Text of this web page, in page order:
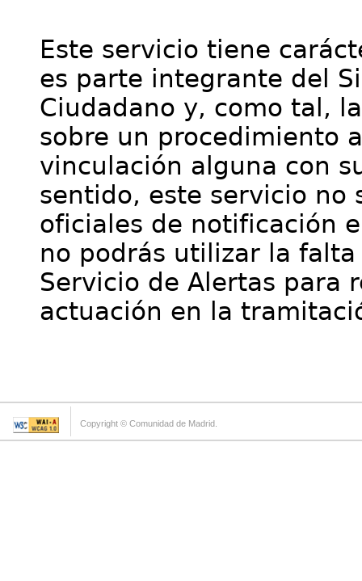
Este servicio tiene
es parte integrante del
Ciudadano y, como tal,
sobre un procedimiento
vinculación alguna con
sentido, este servicio no
oficiales de notificación
no podrás utilizar la
Servicio de Alertas para
actuación en la
Copyright © Comunidad de Madrid.